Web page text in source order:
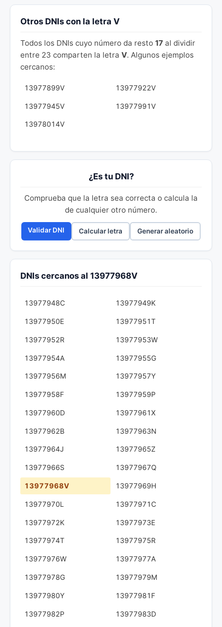
Otros DNIs con la letra V
Todos los DNIs cuyo número da resto 17 al dividir
entre 23 comparten la letra V. Algunos ejemplos
cercanos:
13977899V 13977922V
13977945V 13977991V
13978014V
¿Es tu DNI?
Comprueba que la letra sea correcta o calcula la
de cualquier otro número.
Validar DNI Calcular letra Generar aleatorio
DNIs cercanos al 13977968V
13977948C 13977949K
13977950E 13977951T
13977952R 13977953W
13977954A 13977955G
13977956M 13977957Y
13977958F 13977959P
13977960D 13977961X
13977962B 13977963N
13977964J 13977965Z
13977966S 13977967Q
13977968V 13977969H
13977970L 13977971C
13977972K 13977973E
13977974T 13977975R
13977976W 13977977A
13977978G 13977979M
13977980Y 13977981F
13977982P 13977983D